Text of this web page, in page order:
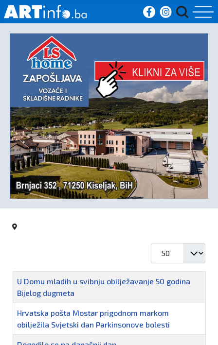
Početna
Vijesti
Sport
Kultura
Crna
kronika
Politika
Naziv
U Domu mladih u svibnju obilježavanje 50 godina
Bijelog dugmeta
Hrvatska pošta Mostar prigodnom markom
obilježila Svjetski dan Parkinsonove bolesti